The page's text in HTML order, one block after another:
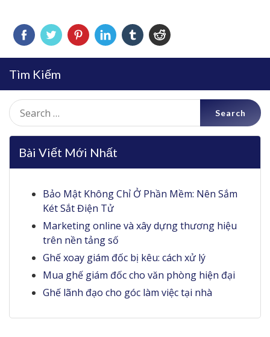
Tìm Kiếm
Search
for:
Bài Viết Mới Nhất
Bảo Mật Không Chỉ Ở Phần Mềm: Nên Sắm
Két Sắt Điện Tử
Marketing online và xây dựng thương hiệu
trên nền tảng số
Ghế xoay giám đốc bị kêu: cách xử lý
Mua ghế giám đốc cho văn phòng hiện đại
Ghế lãnh đạo cho góc làm việc tại nhà